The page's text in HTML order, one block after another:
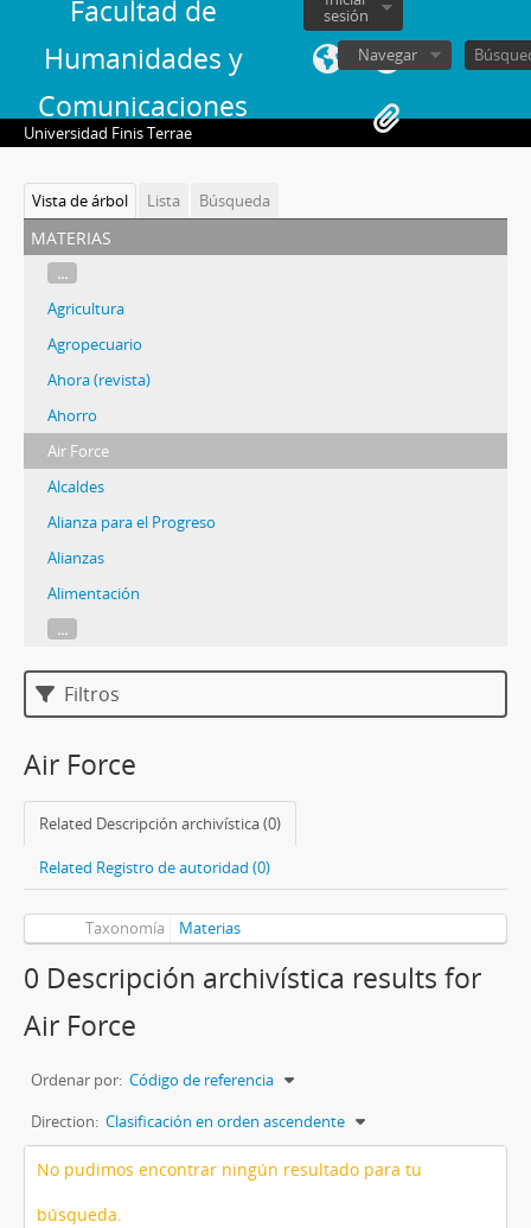
Facultad de
Humanidades y
Comunicaciones
sesión
Navegar
Universidad Finis Terrae
Vista de árbol Lista Búsqueda
materias
...
Agricultura
Agropecuario
Ahora (revista)
Ahorro
Air Force
Alcaldes
Alianza para el Progreso
Alianzas
Alimentación
...
Filtros
Air Force
Related Descripción archivística (0)
Related Registro de autoridad (0)
Taxonomía Materias
0 Descripción archivística results for
Air Force
Ordenar por: Código de referencia
Direction: Clasificación en orden ascendente
No pudimos encontrar ningún resultado para tu
búsqueda.